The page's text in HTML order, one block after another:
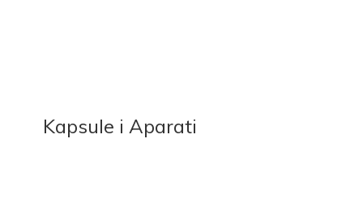
Kapsule i Aparati